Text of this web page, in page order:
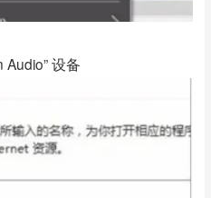
Audio” 设备